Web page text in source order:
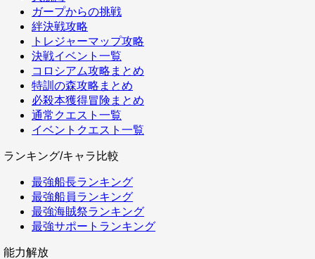
ガープからの挑戦
絆決戦攻略
トレジャーマップ攻略
決戦イベント一覧
コロシアム攻略まとめ
特訓の森攻略まとめ
必殺本獲得冒険まとめ
通常クエスト一覧
イベントクエスト一覧
ランキング/キャラ比較
最強船長ランキング
最強船員ランキング
最強海賊祭ランキング
最強サポートランキング
能力解放